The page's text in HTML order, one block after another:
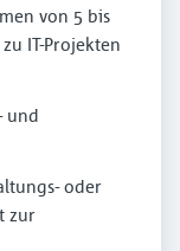
von 5 bis
IT-Projekten
und
oder
zur